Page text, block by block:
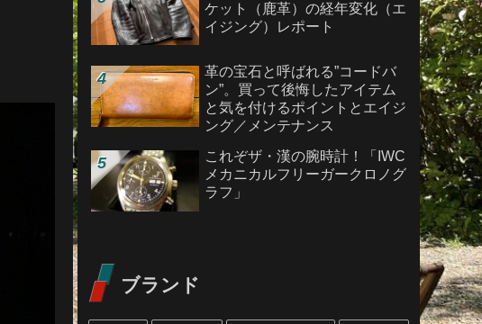
ケット（鹿革）の経年変化（エ
イジング）レポート
革の宝石と呼ばれる”コードバ
ン”。買って後悔したアイテム
と気を付けるポイントとエイジ
ング／メンテナンス
これぞザ・漢の腕時計！「IWC
メカニカルフリーガークロノグ
ラフ」
ブランド